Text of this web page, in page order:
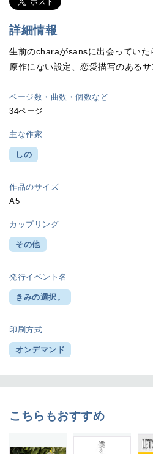
詳細情報
生前のcharaがsansに出会っていた
原作にない設定、恋愛描写のあるサ
ページ数・曲数・個数など
34ページ
主な作家
しの
作品のサイズ
A5
カップリング
その他
発行イベント名
きみの選択。
印刷方式
オンデマンド
こちらもおすすめ